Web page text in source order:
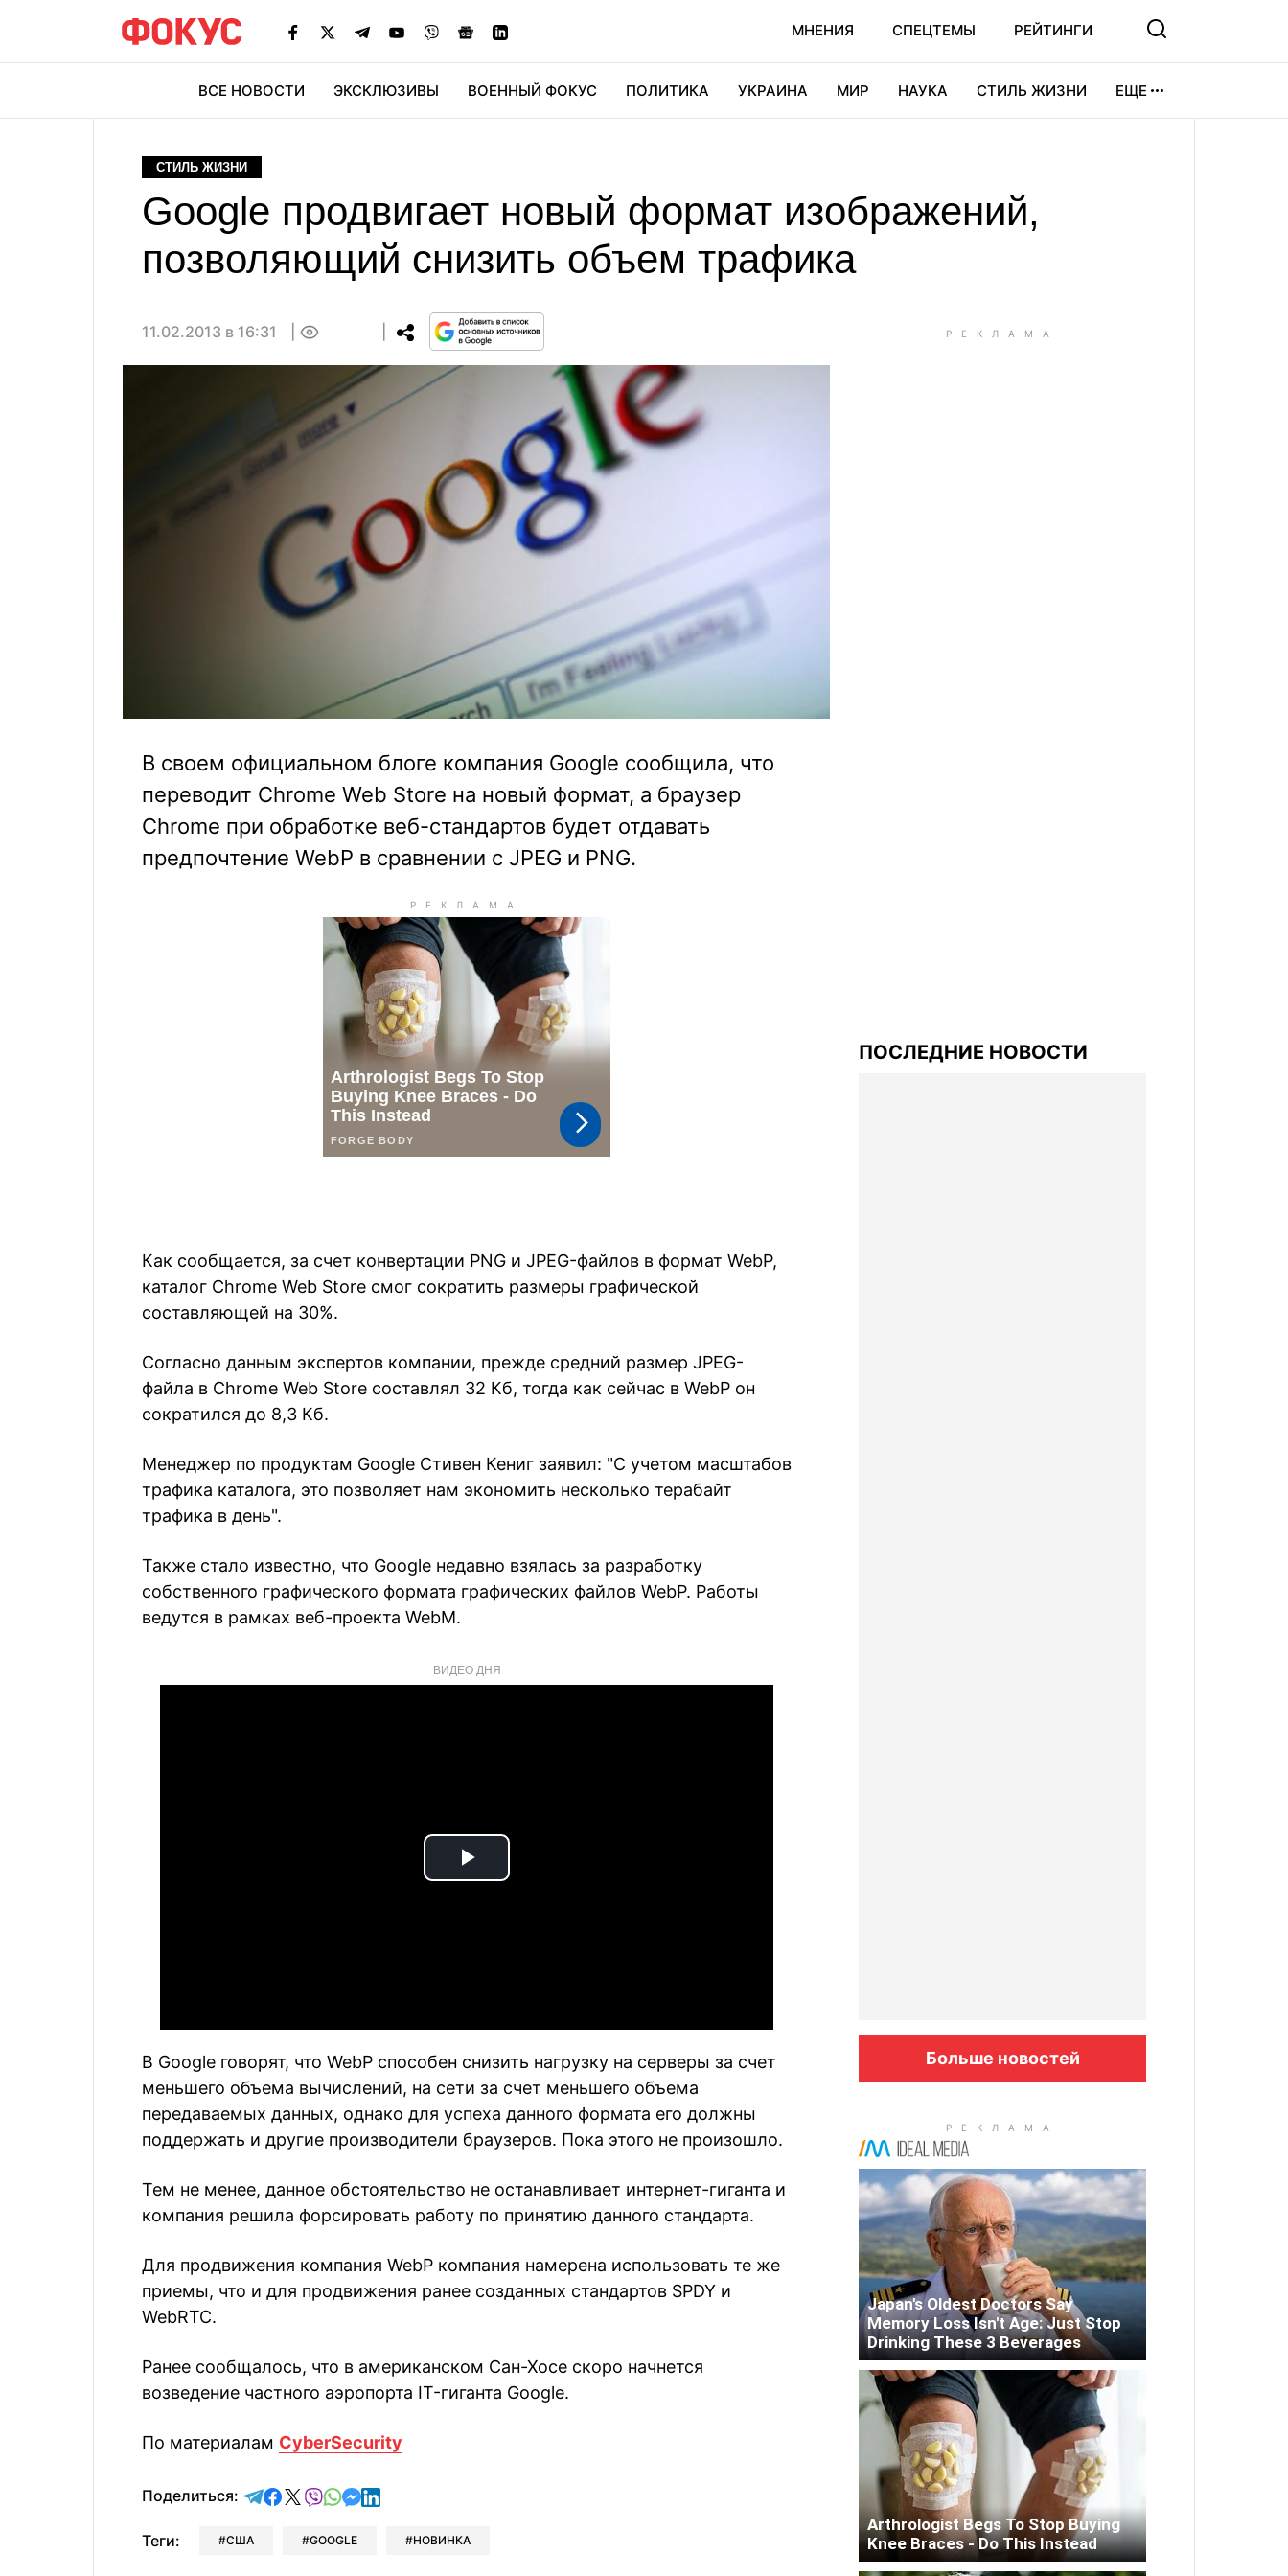
МНЕНИЯ СПЕЦТЕМЫ РЕЙТИНГИ
ВСЕ НОВОСТИ ЭКСКЛЮЗИВЫ ВОЕННЫЙ ФОКУС ПОЛИТИКА УКРАИНА МИР НАУКА СТИЛЬ ЖИЗНИ ЕЩЕ
СТИЛЬ ЖИЗНИ
Google продвигает новый формат изображений,
позволяющий снизить объем трафика
11.02.2013 в 16:31
В своем официальном блоге компания Google сообщила, что
переводит Chrome Web Store на новый формат, а браузер
Chrome при обработке веб-стандартов будет отдавать
предпочтение WebP в сравнении с JPEG и PNG.
Как сообщается, за счет конвертации PNG и JPEG-файлов в формат WebP,
каталог Chrome Web Store смог сократить размеры графической
составляющей на 30%.
Согласно данным экспертов компании, прежде средний размер JPEG-
файла в Chrome Web Store составлял 32 Кб, тогда как сейчас в WebP он
сократился до 8,3 Кб.
Менеджер по продуктам Google Стивен Кениг заявил: "С учетом масштабов
трафика каталога, это позволяет нам экономить несколько терабайт
трафика в день".
Также стало известно, что Google недавно взялась за разработку
собственного графического формата графических файлов WebP. Работы
ведутся в рамках веб-проекта WebM.
ВИДЕО ДНЯ
Play
В Google говорят, что WebP способен снизить нагрузку на серверы за счет
меньшего объема вычислений, на сети за счет меньшего объема
передаваемых данных, однако для успеха данного формата его должны
поддержать и другие производители браузеров. Пока этого не произошло.
Тем не менее, данное обстоятельство не останавливает интернет-гиганта и
компания решила форсировать работу по принятию данного стандарта.
Для продвижения компания WebP компания намерена использовать те же
приемы, что и для продвижения ранее созданных стандартов SPDY и
WebRTC.
Ранее сообщалось, что в американском Сан-Хосе скоро начнется
возведение частного аэропорта IT-гиганта Google.
По материалам CyberSecurity
Поделиться: отправить в Telegram
поделиться в Facebook
поделиться в X
отправить в Viber
отправить в Whatsapp
отправить в Messenger
отправить в LinkedIn
Теги: США GOOGLE НОВИНКА
ПОСЛЕДНИЕ НОВОСТИ
Больше новостей